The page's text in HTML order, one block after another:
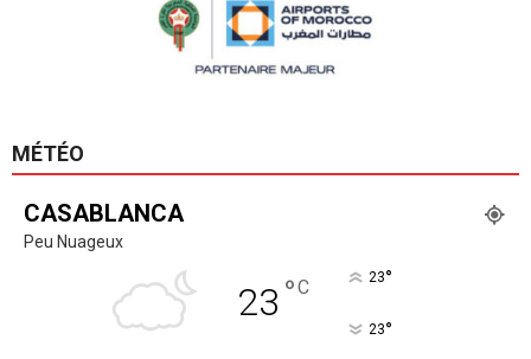
MÉTÉO
CASABLANCA
Peu Nuageux
23 °C 23°
23°